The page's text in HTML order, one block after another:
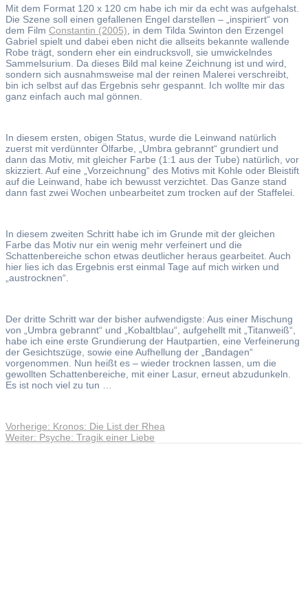
Mit dem Format 120 x 120 cm habe ich mir da echt was aufgehalst.
Die Szene soll einen gefallenen Engel darstellen – „inspiriert“ von
dem Film Constantin (2005) , in dem Tilda Swinton den Erzengel
Gabriel spielt und dabei eben nicht die allseits bekannte wallende
Robe trägt, sondern eher ein eindrucksvoll, sie umwickelndes
Sammelsurium. Da dieses Bild mal keine Zeichnung ist und wird,
sondern sich ausnahmsweise mal der reinen Malerei verschreibt,
bin ich selbst auf das Ergebnis sehr gespannt. Ich wollte mir das
ganz einfach auch mal gönnen.
In diesem ersten, obigen Status, wurde die Leinwand natürlich
zuerst mit verdünnter Ölfarbe, „Umbra gebrannt“ grundiert und
dann das Motiv, mit gleicher Farbe (1:1 aus der Tube) natürlich, vor
skizziert. Auf eine „Vorzeichnung“ des Motivs mit Kohle oder Bleistift
auf die Leinwand, habe ich bewusst verzichtet. Das Ganze stand
dann fast zwei Wochen unbearbeitet zum trocken auf der Staffelei.
In diesem zweiten Schritt habe ich im Grunde mit der gleichen
Farbe das Motiv nur ein wenig mehr verfeinert und die
Schattenbereiche schon etwas deutlicher heraus gearbeitet. Auch
hier lies ich das Ergebnis erst einmal Tage auf mich wirken und
„austrocknen“.
Der dritte Schritt war der bisher aufwendigste: Aus einer Mischung
von „Umbra gebrannt“ und „Kobaltblau“, aufgehellt mit „Titanweiß“,
habe ich eine erste Grundierung der Hautpartien, eine Verfeinerung
der Gesichtszüge, sowie eine Aufhellung der „Bandagen“
vorgenommen. Nun heißt es – wieder trocknen lassen, um die
gewollten Schattenbereiche, mit einer Lasur, erneut abzudunkeln.
Es ist noch viel zu tun …
Beitragsnavigation
Vorherige: Vorheriger
Beitrag:
Kronos: Die List der Rhea
Weiter: Nächster
Psyche: Tragik einer Liebe